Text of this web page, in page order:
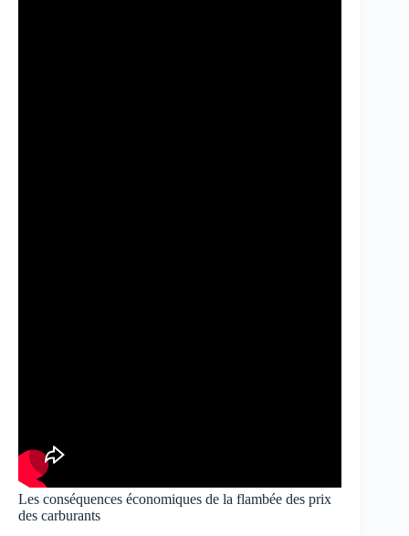
Les conséquences économiques de la flambée des prix
des carburants